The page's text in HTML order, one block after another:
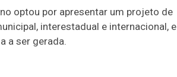
optou por apresentar um projeto de
interestadual e internacional, e
a ser gerada.